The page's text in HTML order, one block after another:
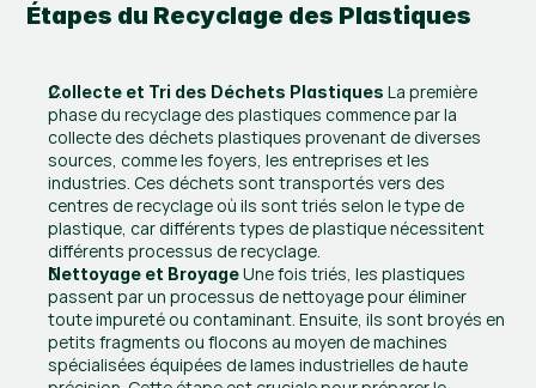
Étapes du Recyclage des Plastiques
Collecte et Tri des Déchets Plastiques La première
phase du recyclage des plastiques commence par la
collecte des déchets plastiques provenant de diverses
sources, comme les foyers, les entreprises et les
industries. Ces déchets sont transportés vers des
centres de recyclage où ils sont triés selon le type de
plastique, car différents types de plastique nécessitent
différents processus de recyclage.
Nettoyage et Broyage Une fois triés, les plastiques
passent par un processus de nettoyage pour éliminer
toute impureté ou contaminant. Ensuite, ils sont broyés en
petits fragments ou flocons au moyen de machines
spécialisées équipées de lames industrielles de haute